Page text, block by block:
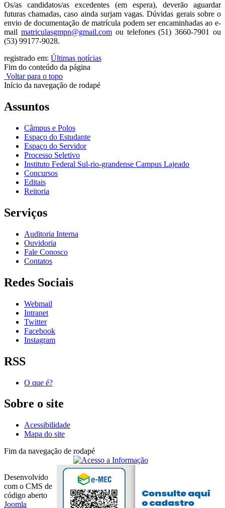
Os/as candidatos/as excedentes (em espera), deverão aguardar
futuras chamadas, caso ainda surjam vagas. Dúvidas gerais sobre o
envio de documentação de matrícula podem ser encaminhadas ao e-
mail matriculasgmpn@gmail.comou telefones (51) 3660-7901 ou
(53) 99177-9028.
registrado em: Últimas notícias
Fim do conteúdo da página
Voltar para o topo
Início da navegação de rodapé
Assuntos
Câmpus e Polos
Espaço do Estudante
Espaço do Servidor
Processo Seletivo
Instituto Federal Sul-rio-grandense Campus Lajeado
Concursos
Editais
Reitoria
Serviços
Auditoria Interna
Ouvidoria
Fale Conosco
Contatos
Redes Sociais
Webmail
Intranet
Twitter
Facebook
Instagram
RSS
O que é?
Sobre o site
Acessibilidade
Mapa do site
Fim da navegação de rodapé
Desenvolvido
com o CMS de
código aberto
Joomla